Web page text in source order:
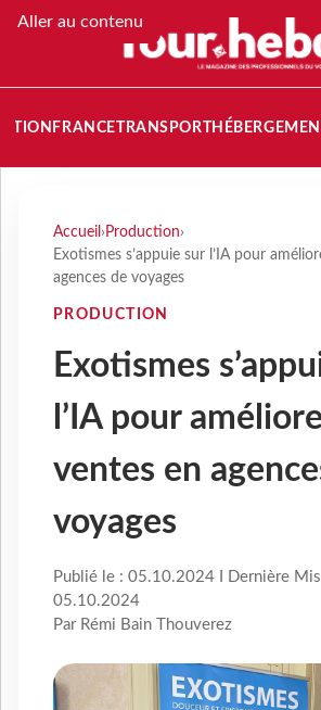
Aller au contenu
FRANCETRANSPORT
Accueil › Production›
Exotismes s’appuie sur l’IA pour
agences de voyages
PRODUCTION
Exotismes
l’IA pour
ventes en
voyages
Publié le : 05.10.2024 I Dernière
05.10.2024
Par Rémi Bain Thouverez